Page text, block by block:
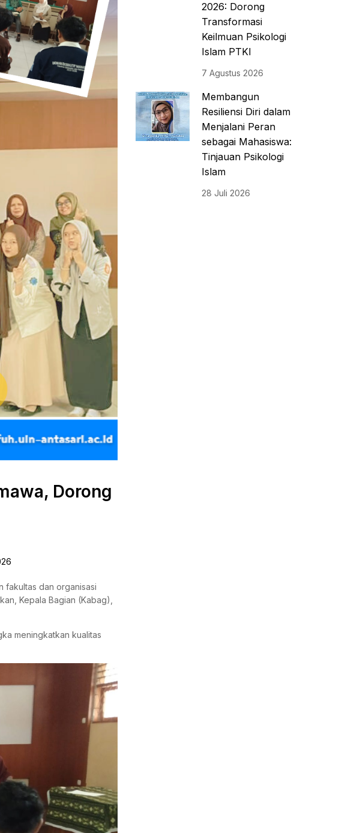
Dorong
fakultas dan organisasi
Kepala Bagian (Kabag),
meningkatkan kualitas
2026: Dorong
Transformasi
Keilmuan Psikologi
Islam PTKI
7 Agustus 2026
Membangun
Resiliensi Diri dalam
Menjalani Peran
sebagai Mahasiswa:
Tinjauan Psikologi
Islam
28 Juli 2026